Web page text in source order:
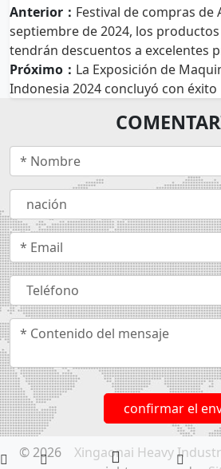
Anterior： Festival de compras de
septiembre de 2024, los
tendrán descuentos a excelentes
Próximo： La Exposición de
Indonesia 2024 concluyó con éxito
confirmar el
© 2026 Xingaonai Heavy